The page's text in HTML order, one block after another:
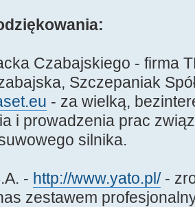
Czabajskiego - firma
Szczepaniak
- za wielką,
i prowadzenia prac
silnika.
- http://www.yato.pl/-
zestawem